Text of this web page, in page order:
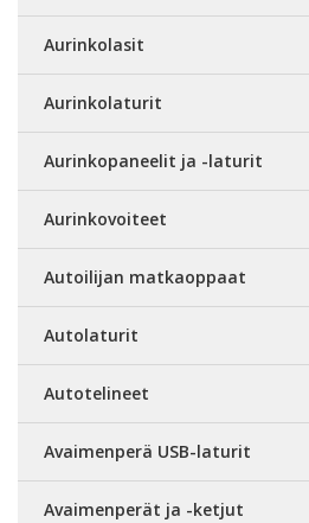
Aurinkolasit
Aurinkolaturit
Aurinkopaneelit ja -laturit
Aurinkovoiteet
Autoilijan matkaoppaat
Autolaturit
Autotelineet
Avaimenperä USB-laturit
Avaimenperät ja -ketjut